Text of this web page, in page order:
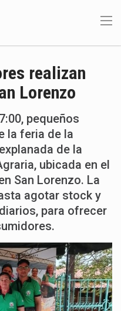
realizan
Lorenzo
pequeños
la feria de la
de la
ubicada en el
San Lorenzo. La
agotar stock y
para ofrecer